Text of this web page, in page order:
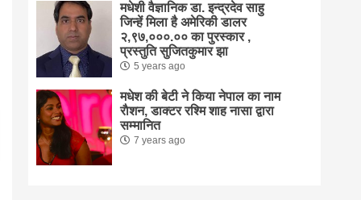
मधेशी वैज्ञानिक डा. इन्द्रदेव साहु
जिन्हें मिला है अमेरिकी डालर
२,९७,०००.०० का पुरस्कार ,
प्रस्तुति सुजितकुमार झा
5 years ago
मधेश की बेटी ने किया नेपाल का नाम
राैशन, डाक्टर रश्मि शाह नासा द्वारा
सम्मानित
7 years ago